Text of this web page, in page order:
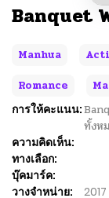
Banquet
Manhua
Romance
การให้คะแนน:
ทั้งห
ความคิดเห็น:
ทางเลือก:
บุ๊คมาร์ค:
วางจำหน่าย:
2017